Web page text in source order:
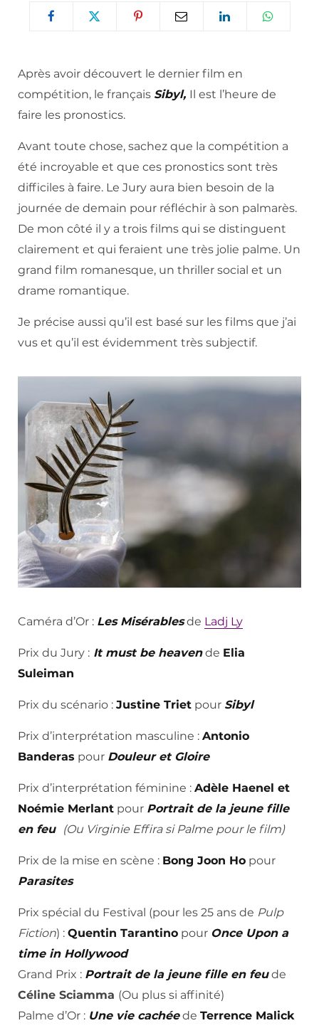
Après avoir découvert le dernier film en
compétition, le français Sibyl, Il est l’heure de
faire les pronostics.
Avant toute chose, sachez que la compétition a
été incroyable et que ces pronostics sont très
difficiles à faire. Le Jury aura bien besoin de la
journée de demain pour réfléchir à son palmarès.
De mon côté il y a trois films qui se distinguent
clairement et qui feraient une très jolie palme. Un
grand film romanesque, un thriller social et un
drame romantique.
Je précise aussi qu’il est basé sur les films que j’ai
vus et qu’il est évidemment très subjectif.
Caméra d’Or : Les Misérablesde Ladj Ly
Prix du Jury : It must be heaven de Elia
Suleiman
Prix du scénario : Justine Triet pour Sibyl
Prix d’interprétation masculine : Antonio
Banderas pour Douleur et Gloire
Prix d’interprétation féminine : Adèle Haenel et
Noémie Merlant pour Portrait de la jeune fille
en feu (Ou Virginie Effira si Palme pour le film)
Prix de la mise en scène : Bong Joon Ho pour
Parasites
Prix spécial du Festival (pour les 25 ans de Pulp
Fiction) : Quentin Tarantino pour Once Upon a
time in Hollywood
Grand Prix : Portrait de la jeune fille en feu de
Céline Sciamma (Ou plus si affinité)
Palme d’Or : Une vie cachéede Terrence Malick